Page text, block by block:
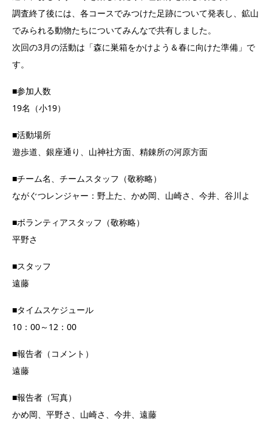
調査終了後には、各コースでみつけた足跡について発表し、鉱山
でみられる動物たちについてみんなで共有しました。
次回の3月の活動は「森に巣箱をかけよう＆春に向けた準備」で
す。
■参加人数
19名（小19）
■活動場所
遊歩道、銀座通り、山神社方面、精錬所の河原方面
■チーム名、チームスタッフ（敬称略）
ながぐつレンジャー：野上た、かめ岡、山崎さ、今井、谷川よ
■ボランティアスタッフ（敬称略）
平野さ
■スタッフ
遠藤
■タイムスケジュール
10：00～12：00
■報告者（コメント）
遠藤
■報告者（写真）
かめ岡、平野さ、山崎さ、今井、遠藤